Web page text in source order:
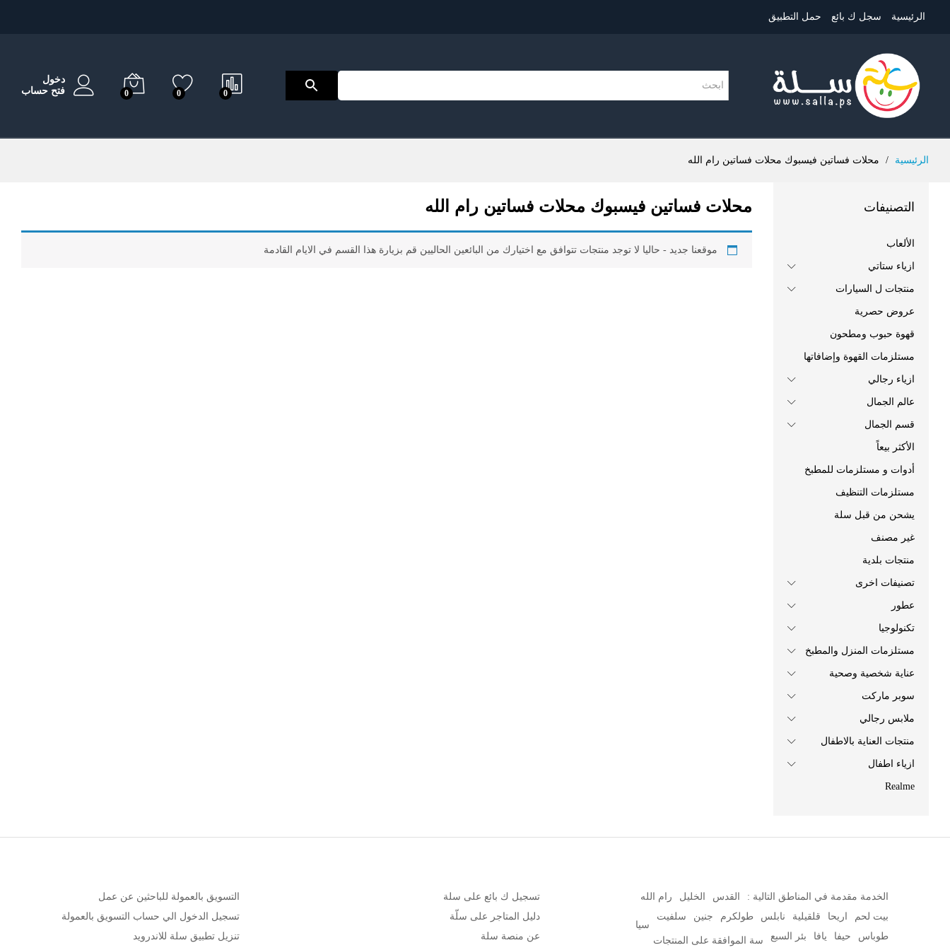
الرئيسية سجل ك بائع حمل التطبيق
0
0
0
دخول
فتح حساب
الرئيسية / محلات فساتين فيسبوك محلات فساتين رام الله
محلات فساتين فيسبوك محلات فساتين رام الله
موقعنا جديد - حاليا لا توجد منتجات تتوافق مع اختيارك من البائعين الحاليين قم بزيارة هذا القسم في الايام القادمة
التصنيفات
الألعاب
ازياء ستاتي
منتجات ل السيارات
عروض حصرية
قهوة حبوب ومطحون
مستلزمات القهوة وإضافاتها
ازياء رجالي
عالم الجمال
قسم الجمال
الأكثر بيعاً
أدوات و مستلزمات للمطبخ
مستلزمات التنظيف
يشحن من قبل سلة
غير مصنف
منتجات بلدية
تصنيفات اخرى
عطور
تكنولوجيا
مستلزمات المنزل والمطبخ
عناية شخصية وصحية
سوبر ماركت
ملابس رجالي
منتجات العناية بالاطفال
ازياء اطفال
Realme
الخدمة مقدمة في المناطق التالية : القدس الخليل
رام الله
بيت لحم
اريحا قلقيلية نابلس طولكرم جنين
سلفيت
طوباس
حيفا يافا بئر السبع
سيا
سة الموافقة على المنتجات
تسجيل ك بائع على سلة
دليل المتاجر على سلّة
عن منصة سلة
التسويق بالعمولة للباحثين عن عمل
تسجيل الدخول الي حساب التسويق بالعمولة
تنزيل تطبيق سلة للاندرويد